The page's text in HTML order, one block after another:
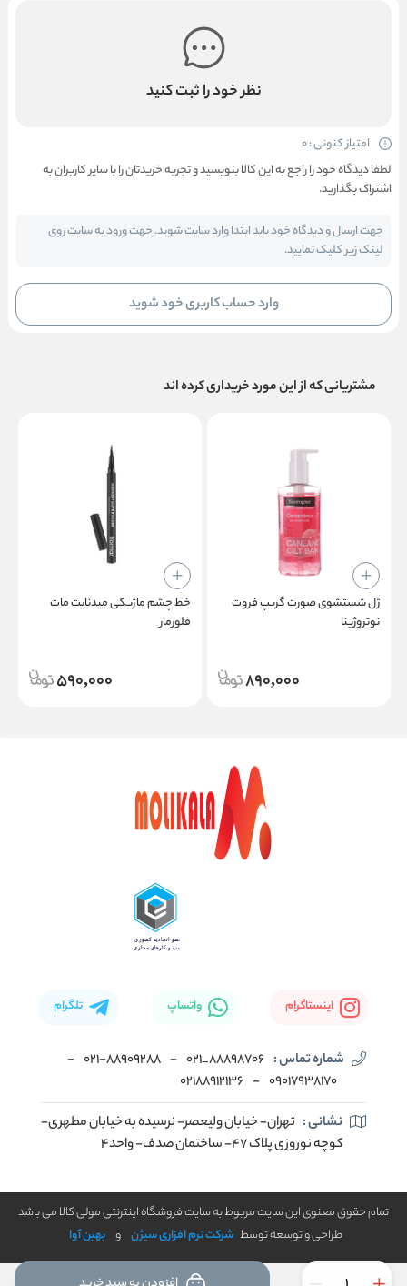
نظر خود را ثبت کنید
امتیاز کنونی : 0
لطفا دیدگاه خود را راجع به این کالا بنویسید و تجربه خریدتان را با سایر کاربران به
اشتراک بگذارید.
جهت ارسال و دیدگاه خود باید ابتدا وارد سایت شوید. جهت ورود به سایت روی
لینک زیر کلیک نمایید.
وارد حساب کاربری خود شوید
مشتریانی که از این مورد خریداری کرده اند
ژل شستشوی صورت گریپ‌ فروت
نوتروژینا
890,000
خط چشم ماژیکی میدنایت مات
فلورمار
590,000
اینستاگرام واتساپ تلگرام
شماره تماس : 88898706_021
- ۰۲۱-۸۸۹۰۹۲۸۸ -
۰۹۰۱۷۹۳۸۱۷۰ -
02188912136
نشانی : تهران- خیابان ولیعصر- نرسیده به خیابان مطهری-
کوچه نوروزی پلاک ۴۷- ساختمان صدف- واحد۴
تمام حقوق معنوی این سایت مربوط به سایت فروشگاه اینترنتی مولی کالا می باشد
طراحی و توسعه توسط شرکت نرم افزاری سیژن و بهین آوا